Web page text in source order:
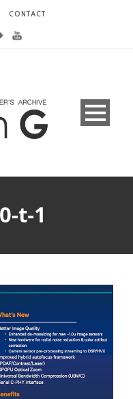
CONTACT
t-1